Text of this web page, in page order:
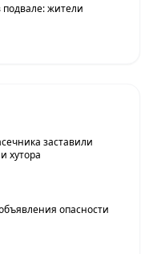
жители
заставили
хутора
опасности